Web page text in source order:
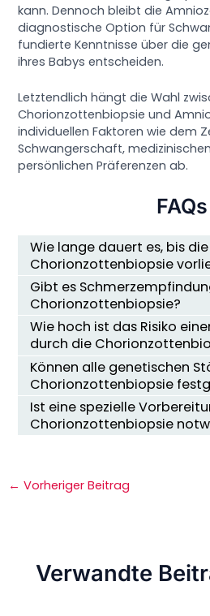
kann. Dennoch bleibt die
diagnostische Option für
fundierte Kenntnisse über die
ihres Babys entscheiden.
Letztendlich hängt die Wahl
Chorionzottenbiopsie und
individuellen Faktoren wie dem
Schwangerschaft,
persönlichen Präferenzen ab.
FAQs
Wie lange dauert es, bis
Chorionzottenbiopsie
Gibt es
Chorionzottenbiopsie?
Wie hoch ist das Risiko
durch die
Können alle genetischen
Chorionzottenbiopsie
Ist eine spezielle
Chorionzottenbiopsie
← Vorheriger Beitrag
Verwandte